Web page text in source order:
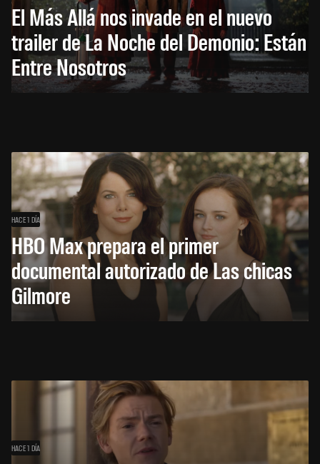
El Más Allá nos invade en el nuevo
trailer de La Noche del Demonio: Están
Entre Nosotros
HACE 1 DÍA
HBO Max prepara el primer
documental autorizado de Las chicas
Gilmore
HACE 1 DÍA